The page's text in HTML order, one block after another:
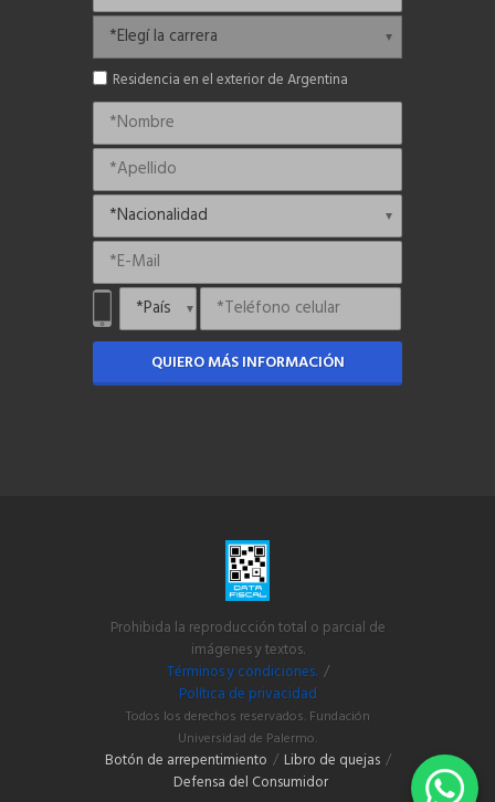
Residencia en el exterior de Argentina
QUIERO MÁS INFORMACIÓN
Prohibida la reproducción total o parcial de
imágenes y textos.
Términos y condiciones. /
Política de privacidad
Todos los derechos reservados. Fundación
Universidad de Palermo.
Botón de arrepentimiento / Libro de quejas /
Defensa del Consumidor